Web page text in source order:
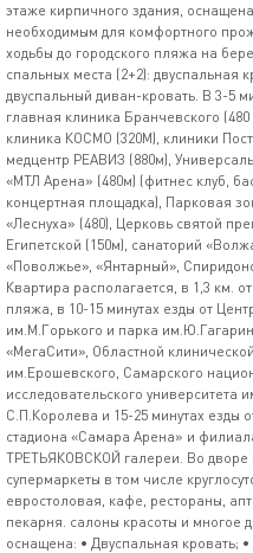
этаже кирпичного здания,
необходимым для комфортного
ходьбы до городского пляжа на
спальных места (2+2): двуспальная
двуспальный диван-кровать. В 3-5
главная клиника Бранчевского
клиника КОСМО (320М), клиники
медцентр РЕАВИЗ (880м),
«МТЛ Арена» (480м) (фитнес клуб,
концертная площадка), Парковая
«Леснуха» (480), Церковь святой
Египетской (150м), санаторий
«Поволжье», «Янтарный»,
Квартира располагается, в 1,3 км.
пляжа, в 10-15 минутах езды от
им.М.Горького и парка
«МегаСити», Областной
им.Ерошевского, Самарского
исследовательского университета
С.П.Королева и 15-25 минутах езды
стадиона «Самара Арена» и
ТРЕТЬЯКОВСКОЙ галереи. Во дворе
супермаркеты в том числе
евростоловая, кафе, рестораны,
пекарня. салоны красоты и многое
оснащена: • Двуспальная кровать;